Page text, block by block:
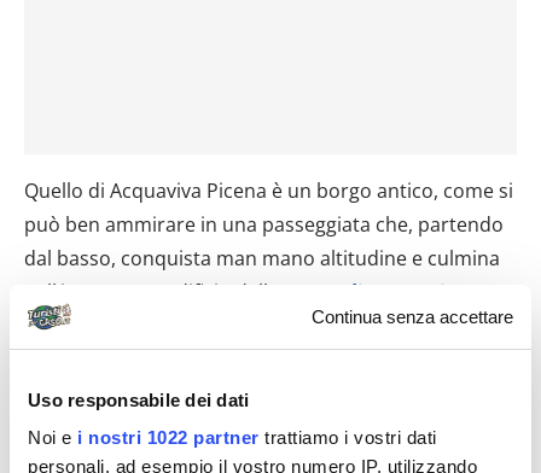
Continua senza accettare
Uso responsabile dei dati
Noi e i nostri 1022 partner trattiamo i vostri dati
personali, ad esempio il vostro numero IP, utilizzando
Quello di Acquaviva Picena è un borgo antico, come si
può ben ammirare in una passeggiata che, partendo
dal basso, conquista man mano altitudine e culmina
nell’imponente edificio della
Rocca di Acquaviva
Costruita a partire dal ‘300, fu distrutta dalle truppe di
trent’anni dopo. L’enorme complesso, con il mastio
dalla pianta cilindrica alto 22 metri , è protetto da
mura imponenti e a spiovente.